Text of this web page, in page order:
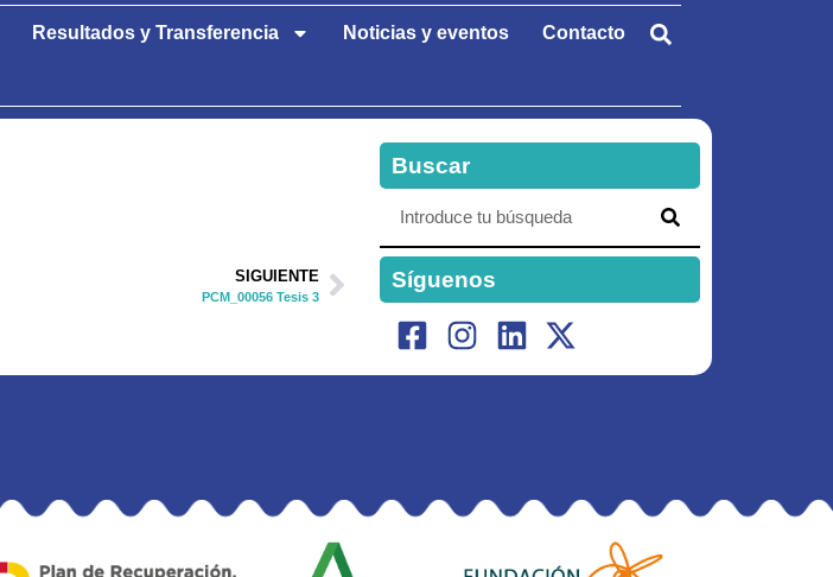
Resultados y Transferencia Noticias y eventos Contacto
SIGUIENTE
PCM_00056 Tesis 3
Buscar
Síguenos